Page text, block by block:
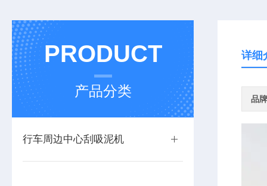
PRODUCT
产品分类
行车周边中心刮吸泥机
详细
品牌